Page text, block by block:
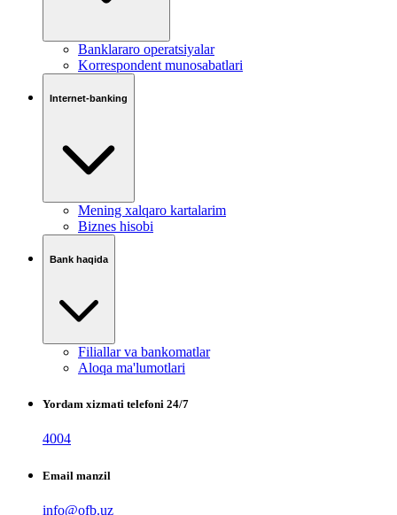
Banklararo operatsiyalar
Korrespondent munosabatlari
Internet-banking
Mening xalqaro kartalarim
Biznes hisobi
Bank haqida
Filiallar va bankomatlar
Aloqa ma'lumotlari
Yordam xizmati telefoni 24/7
4004
Email manzil
info@ofb.uz